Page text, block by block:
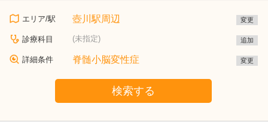
エリア/駅 壺川駅周辺 変更
診療科目 (未指定) 追加
詳細条件 脊髄小脳変性症 変更
検索する